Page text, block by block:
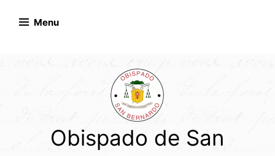
Menu
Obispado de San